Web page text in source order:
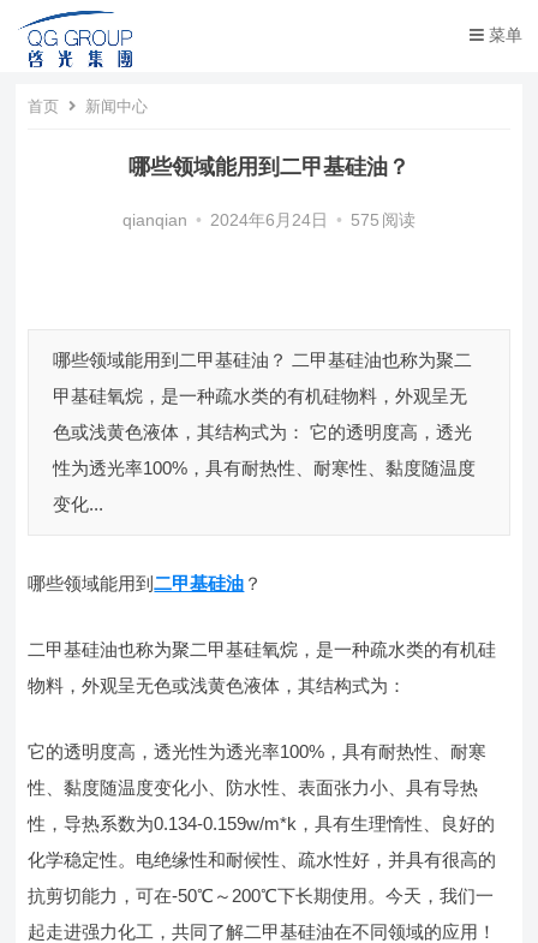
菜单
首页 新闻中心
哪些领域能用到二甲基硅油？
qianqian • 2024年6月24日 • 575 阅读
哪些领域能用到二甲基硅油？ 二甲基硅油也称为聚二
甲基硅氧烷，是一种疏水类的有机硅物料，外观呈无
色或浅黄色液体，其结构式为： 它的透明度高，透光
性为透光率100%，具有耐热性、耐寒性、黏度随温度
变化...
哪些领域能用到二甲基硅油 ？
二甲基硅油也称为聚二甲基硅氧烷，是一种疏水类的有机硅
物料，外观呈无色或浅黄色液体，其结构式为：
它的透明度高，透光性为透光率100%，具有耐热性、耐寒
性、黏度随温度变化小、防水性、表面张力小、具有导热
性，导热系数为0.134-0.159w/m*k，具有生理惰性、良好的
化学稳定性。电绝缘性和耐候性、疏水性好，并具有很高的
抗剪切能力，可在-50℃～200℃下长期使用。今天，我们一
起走进强力化工，共同了解二甲基硅油在不同领域的应用！